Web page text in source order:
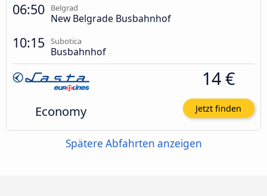
06:50 Belgrad
New Belgrade Busbahnhof
10:15 Subotica
Busbahnhof
Economy
14 €
Jetzt finden
Spätere Abfahrten anzeigen